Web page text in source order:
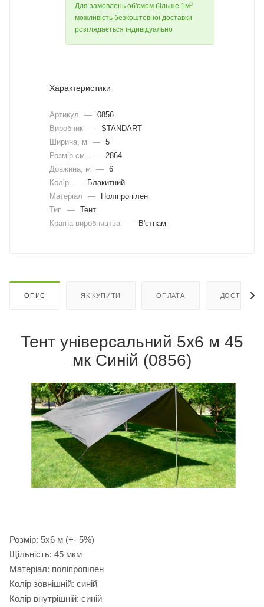
Для замовлень об'ємом більше 1м3
можливість безкоштовної доставки
розглядається індивідуально
Характеристики
Артикул — 0856
Виробник — STANDART
Ширина, м
— 5
Розмір см.
—
2864
Довжина, м
— 6
Колір —
Блакитний
Матеріал
—
Поліпропілен
Тип
— Тент
Країна виробництва — В'єтнам
ОПИС ЯК КУПИТИ ОПЛАТА ДОСТАВКА
Тент універсальний 5х6 м 45
мк Синій (0856)
Розмір: 5х6 м (+- 5%)
Щільність: 45 мкм
Матеріал: поліпропілен
Колір зовнішній: синій
Колір внутрішній: синій